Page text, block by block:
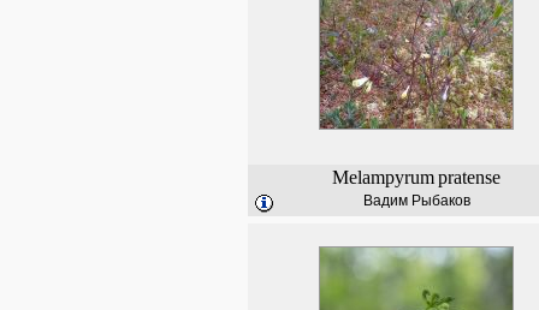
Melampyrumpratense
Вадим Рыбаков